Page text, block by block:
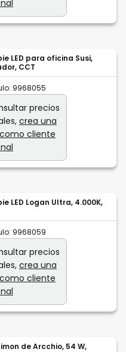
LED para oficina Susi,
CCT
9968055
precios
crea una
cliente
LED Logan Ultra, 4.000K,
9968059
precios
crea una
cliente
de Arcchio, 54 W,